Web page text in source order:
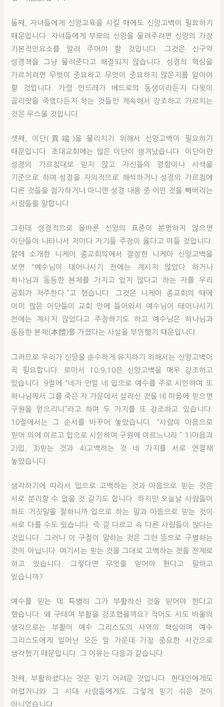
둘째, 자녀들에게 신앙교육을 시킬 때에도 신앙고백이 필요하기
때문입니다. 자녀들에게 부모의 신앙을 물려주려면 신앙의 가장
기본적인요소를 알려 주어야 할 것입니다. 그것은 신구약
성경책을 그냥 물려준다고 해결되지 않습니다. 성경의 핵심을
가르치려면 무엇이 중요하고 무엇이 중요하지 않은지를 알아야
할 것입니다. 가령 안드레가 베드로의 동생이라든지 다윗이
골리앗을 죽였다든지 하는 것들만 계속해서 강조하고 가르치는
것은 우스울 것입니다.
셋째, 이단(異端)을 물리치기 위해서 신앙고백이 필요하기
때문입니다. 초대교회에는 많은 이단이 생겨났습니다. 이단이란
성경의 가르침대로 믿지 않고 자신들의 경험이나 사색을
기준으로 하여 성경을 자의적으로 해석하거나 성경의 가르침에
다른 것들을 첨가하거나 아니면 성경 내용 중 어떤 것을 빼버리는
사람들을 말합니다.
그런데 성경적으로 올바른 신앙의 표준이 분명하지 않으면
이단들이 나타나서 저마다 자기들 주장이 옳다고 떠들 것입니다.
앞에 소개한 니케아 종교회의에서 결정한 니케아 신앙고백을
보면 “예수님이 태어나시기 전에는 계시지 않았다 하거나
하나님과 동등한 본체를 가지고 있지 않다고 하는 자를 우리
공회가 저주한다.”고 했습니다. 그것은 니케아 종교회의 때에
이미 많은 이단들이 교회 안에 들어와서 예수님이 태어나시기
전에는 계시지 않았다고 주장하기도 하고 예수님은 하나님과
동등한 본체(本體)를 가졌다는 사실을 부인했기 때문입니다.
그러므로 우리가 신앙을 순수하게 유지하기 위해서는 신앙고백이
꼭 필요합니다. 로마서 10:9,10은 신앙고백을 매우 강조하고
있습니다. 9절에 “네가 만일 네 입으로 예수를 주로 시인하며 또
하나님께서 그를 죽은 자 가운데서 살리신 것을 네 마음에 믿으면
구원을 얻으리니”라고 하며 두 가지를 또 강조하고 있습니다.
10절에서는 그 순서를 바꾸어 놓았습니다. “사람이 마음으로
믿어 의에 이르고 입으로 시인하여 구원에 이르느니라.” 1)마음과
2)입, 3)믿는 것과 4)고백하는 것 네 가지를 서로 연결해
놓았습니다.
생각하기에 따라서 입으로 고백하는 것과 마음으로 믿는 것은
서로 분리할 수 없을 것 같기도 합니다. 하지만 오늘날 사람들이
하도 거짓말을 잘하니까 입으로 하는 말과 마음으로 믿는 것이
서로 다를 수도 있습니다. 즉 겉 다르고 속 다른 사람들이 많다는
것입니다. 그러나 이 구절이 말하는 것은 그런 뜻으로 구별하는
것이 아닙니다. 여기서는 믿는 것을 그대로 고백하는 것을 전제로
하고 있습니다. 그렇다면 무엇을 믿어야 한다고 말하고
있습니까?
예수를 믿는 데 특별히 그가 부활하신 것을 믿어야 한다고
했습니다. 왜 구태여 부활을 강조했을까요? 적어도 사도 바울의
생각으로는 부활이 예수 그리스도의 사역의 핵심이며 예수
그리스도에게 일어난 모든 일 가운데 가장 중요한 사건으로
생각했기 때문입니다. 그 이유는 다음과 같습니다.
첫째, 부활하셨다는 것은 믿기 어려운 것입니다. 현대인에게도
어렵거니와 그 시대 사람들에게도 그렇게 믿기 쉬운 것이
아니었습니다.